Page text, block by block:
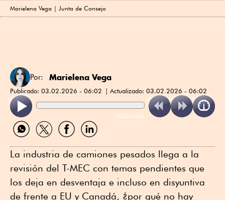
Marielena Vega | Junta de Consejo
Por: Marielena Vega
Publicado: 03.02.2026 - 06:02 Actualizado: 03.02.2026 - 06:02
ReadSpeaker
Compartir
por
Compartir
por
Compartir
por
Compartir
por
La industria de camiones pesados llega a la
revisión del T-MEC con temas pendientes que
los deja en desventaja e incluso en disyuntiva
de frente a EU y Canadá, ¿por qué no hay